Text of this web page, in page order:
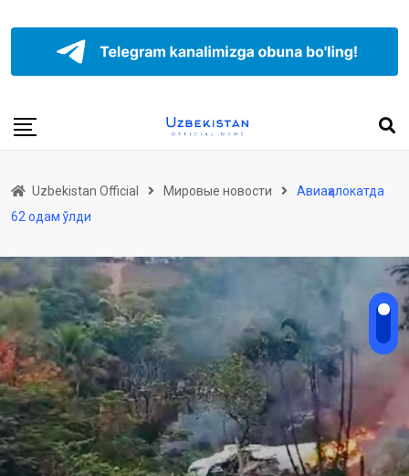
Uzbekistan Official Мировые новости
Авиаҳалокатда
62 одам ўлди